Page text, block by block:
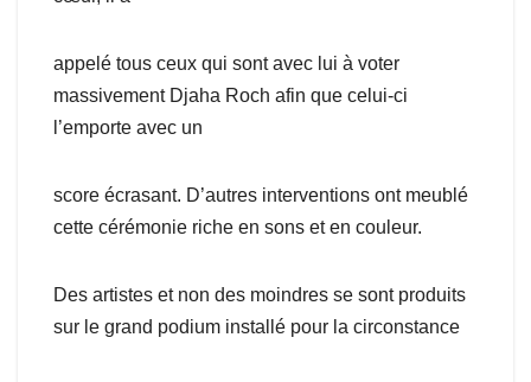
appelé tous ceux qui sont avec lui à voter
massivement Djaha Roch afin que celui-ci
l’emporte avec un
score écrasant. D’autres interventions ont meublé
cette cérémonie riche en sons et en couleur.
Des artistes et non des moindres se sont produits
sur le grand podium installé pour la circonstance